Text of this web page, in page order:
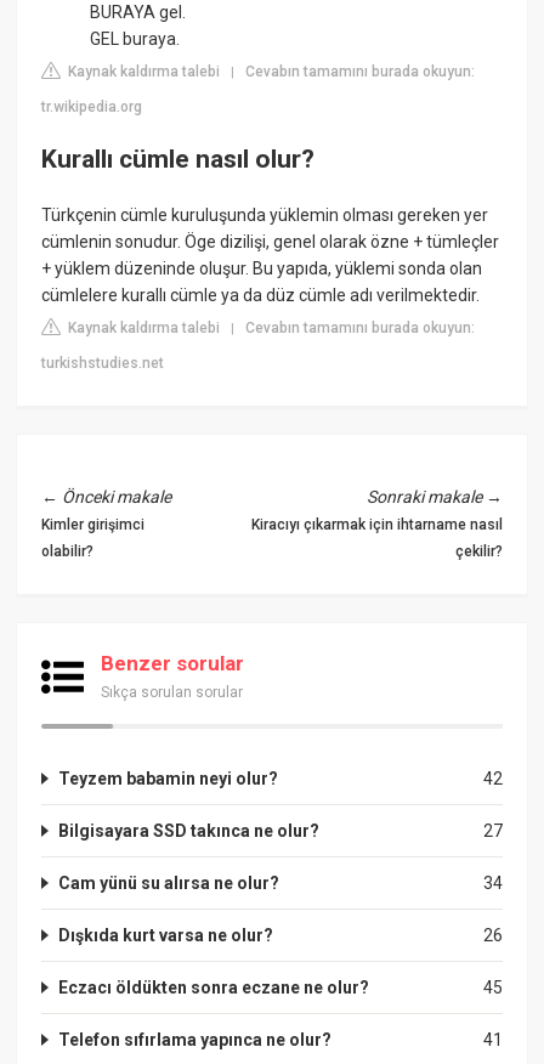
BURAYA gel.
GEL buraya.
Kaynak kaldırma talebi |Cevabın tamamını burada okuyun:
tr.wikipedia.org
Kurallı cümle nasıl olur?
Türkçenin cümle kuruluşunda yüklemin olması gereken yer
cümlenin sonudur. Öge dizilişi, genel olarak özne + tümleçler
+ yüklem düzeninde oluşur. Bu yapıda, yüklemi sonda olan
cümlelere kurallı cümle ya da düz cümle adı verilmektedir.
Kaynak kaldırma talebi |Cevabın tamamını burada okuyun:
turkishstudies.net
← Önceki makale
Kimler girişimci
olabilir?
Sonraki makale→
Kiracıyı çıkarmak için ihtarname nasıl
çekilir?
Benzer sorular
Sıkça sorulan sorular
42
Teyzem babamin neyi olur?
27
Bilgisayara SSD takınca ne olur?
34
Cam yünü su alırsa ne olur?
26
Dışkıda kurt varsa ne olur?
45
Eczacı öldükten sonra eczane ne olur?
41
Telefon sıfırlama yapınca ne olur?